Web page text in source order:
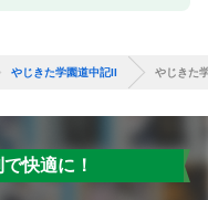
やじきた学園道中記II やじきた
快適に！